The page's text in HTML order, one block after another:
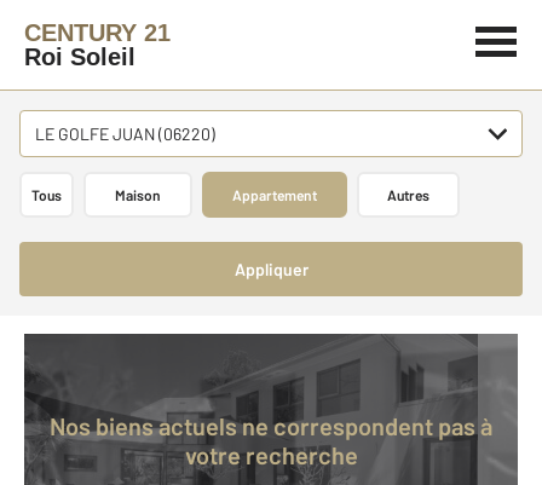
CENTURY 21
Roi Soleil
LE GOLFE JUAN (06220)
Tous Maison Appartement Autres
Appliquer
Nos biens actuels ne correspondent pas à
votre recherche